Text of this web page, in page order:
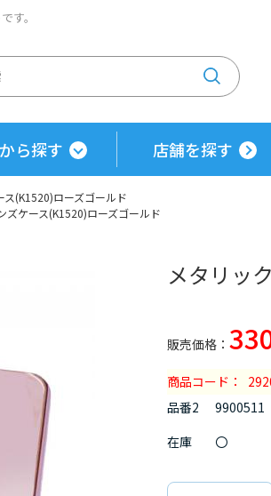
す。
ら探す 店舗を探す
ス(K1520)ローズゴールド
ズケース(K1520)ローズゴールド
メタリッ
商品コード
品番2
9900511
在庫
〇